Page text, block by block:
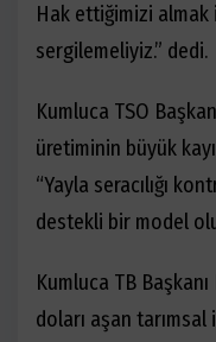
Hak ettiğimizi
sergilemeliyiz.” dedi.
Kumluca TSO
üretiminin büyük
“Yayla seracılığı
destekli bir model
Kumluca TB
doları aşan tarımsal